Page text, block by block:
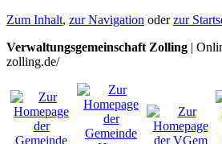
Zum Inhalt, zur Navigation oderzur
Verwaltungsgemeinschaft Zolling |
zolling.de/